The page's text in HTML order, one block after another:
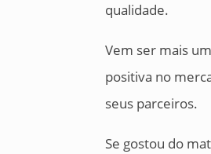
qualidade.
Vem ser mais
positiva no
seus parceiros.
Se gostou do